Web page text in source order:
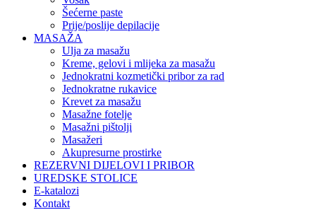
Šećerne paste
Prije/poslije depilacije
MASAŽA
Ulja za masažu
Kreme, gelovi i mlijeka za masažu
Jednokratni kozmetički pribor za rad
Jednokratne rukavice
Krevet za masažu
Masažne fotelje
Masažni pištolji
Masažeri
Akupresurne prostirke
REZERVNI DIJELOVI I PRIBOR
UREDSKE STOLICE
E-katalozi
Kontakt